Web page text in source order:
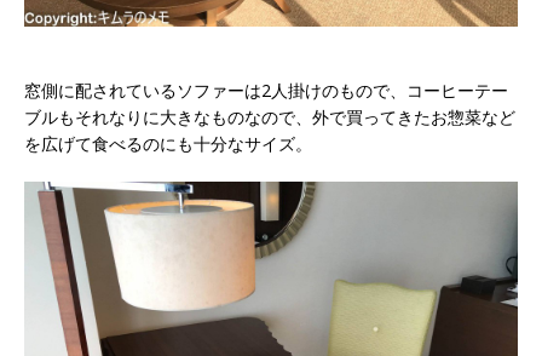
窓側に配されているソファーは2人掛けのもので、コーヒーテー
ブルもそれなりに大きなものなので、外で買ってきたお惣菜など
を広げて食べるのにも十分なサイズ。